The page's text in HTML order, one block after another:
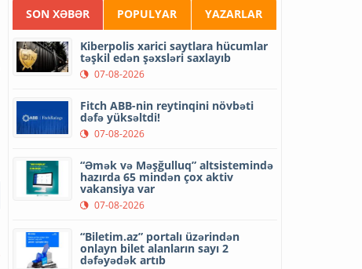
SON XƏBƏR POPULYAR YAZARLAR
Kiberpolis xarici saytlara hücumlar
təşkil edən şəxsləri saxlayıb
07-08-2026
Fitch ABB-nin reytinqini növbəti
dəfə yüksəltdi!
07-08-2026
“Əmək və Məşğulluq” altsistemində
hazırda 65 mindən çox aktiv
vakansiya var
07-08-2026
“Biletim.az” portalı üzərindən
onlayn bilet alanların sayı 2
dəfəyədək artıb